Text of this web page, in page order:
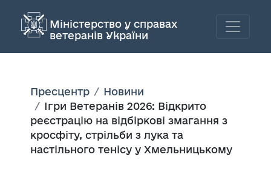
Міністерство у справах
ветеранів України
Пресцентр
Новини
Ігри Ветеранів 2026: Відкрито
реєстрацію на відбіркові змагання з
кросфіту, стрільби з лука та
настільного тенісу у Хмельницькому